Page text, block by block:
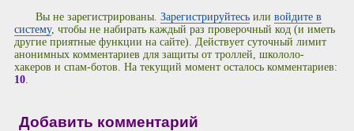
Вы не зарегистрированы.Зарегистрируйтесь иливойдите в
систему, чтобы не набирать каждый раз проверочный код (и иметь
другие приятные функции на сайте). Действует суточный лимит
анонимных комментариев для защиты от троллей, школоло-
хакеров и спам-ботов. На текущий момент осталось комментариев:
10.
Добавить комментарий